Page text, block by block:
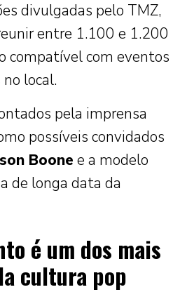
divulgadas pelo TMZ,
entre 1.100 e 1.200
compatível com eventos
local.
pela imprensa
possíveis convidados
Boone e a modelo
de longa data da
é um dos mais
cultura pop